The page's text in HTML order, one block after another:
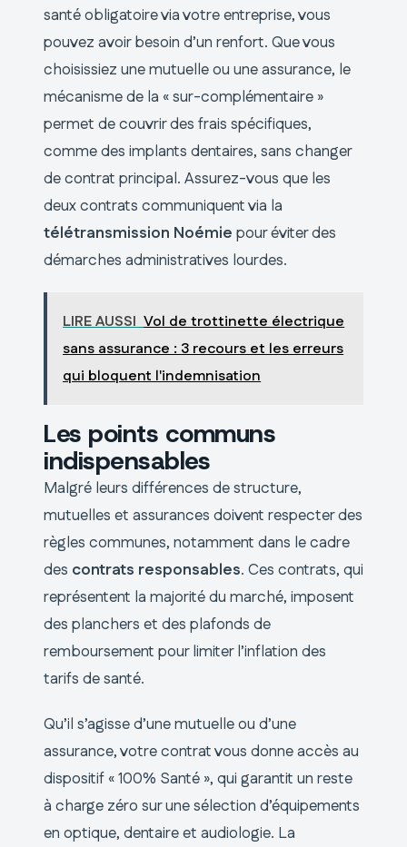
santé obligatoire via votre entreprise, vous
pouvez avoir besoin d’un renfort. Que vous
choisissiez une mutuelle ou une assurance, le
mécanisme de la « sur-complémentaire »
permet de couvrir des frais spécifiques,
comme des implants dentaires, sans changer
de contrat principal. Assurez-vous que les
deux contrats communiquent via la
télétransmission Noémie pour éviter des
démarches administratives lourdes.
LIRE AUSSI Vol de trottinette électrique
sans assurance : 3 recours et les erreurs
qui bloquent l'indemnisation
Les points communs
indispensables
Malgré leurs différences de structure,
mutuelles et assurances doivent respecter des
règles communes, notamment dans le cadre
des contrats responsables. Ces contrats, qui
représentent la majorité du marché, imposent
des planchers et des plafonds de
remboursement pour limiter l’inflation des
tarifs de santé.
Qu’il s’agisse d’une mutuelle ou d’une
assurance, votre contrat vous donne accès au
dispositif « 100% Santé », qui garantit un reste
à charge zéro sur une sélection d’équipements
en optique, dentaire et audiologie. La